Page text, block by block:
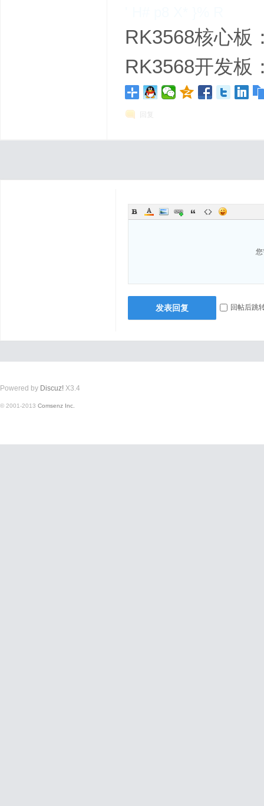
RK3568核心板
RK3568开发板
回复
发表回复 回帖后跳
Powered by Discuz! X3.4
© 2001-2013 Comsenz Inc.